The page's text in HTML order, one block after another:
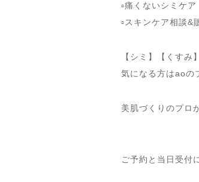
▫️痛くないシミケア
▫️スキンケア相談&
【シミ】【くすみ
気になる方はaoの
美肌づくりのプロ
ご予約と当日受付